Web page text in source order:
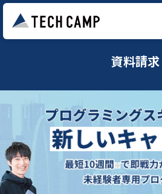
資料請求